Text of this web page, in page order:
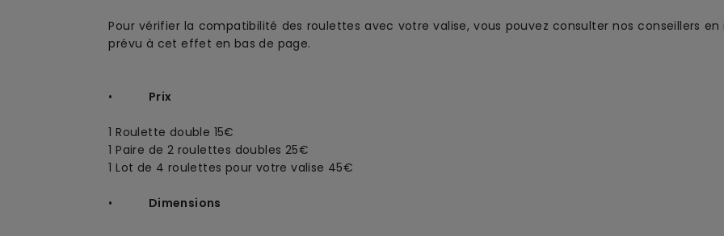
Pour vérifier la compatibilité des roulettes avec votre valise, vous pouvez consulter nos conseillers
prévu à cet effet en bas de page.
• Prix
1 Roulette double 15€
1 Paire de 2 roulettes doubles 25€
1 Lot de 4 roulettes pour votre valise 45€
• Dimensions